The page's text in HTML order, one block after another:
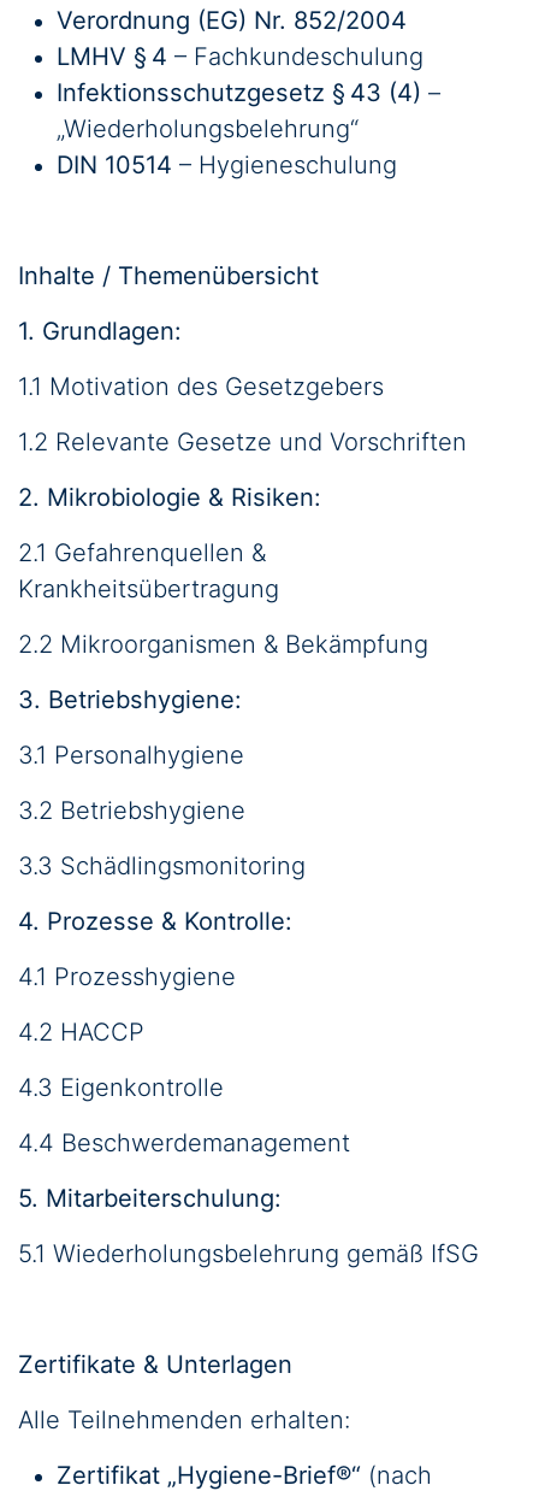
Verordnung (EG) Nr. 852/2004
LMHV § 4 – Fachkundeschulung
Infektionsschutzgesetz § 43 (4) –
„Wiederholungsbelehrung“
DIN 10514 – Hygieneschulung
Inhalte / Themenübersicht
1. Grundlagen:
1.1 Motivation des Gesetzgebers
1.2 Relevante Gesetze und Vorschriften
2. Mikrobiologie & Risiken:
2.1 Gefahrenquellen &
Krankheitsübertragung
2.2 Mikroorganismen & Bekämpfung
3. Betriebshygiene:
3.1 Personalhygiene
3.2 Betriebshygiene
3.3 Schädlingsmonitoring
4. Prozesse & Kontrolle:
4.1 Prozesshygiene
4.2 HACCP
4.3 Eigenkontrolle
4.4 Beschwerdemanagement
5. Mitarbeiterschulung:
5.1 Wiederholungsbelehrung gemäß IfSG
Zertifikate & Unterlagen
Alle Teilnehmenden erhalten:
Zertifikat „Hygiene-Brief®“ (nach